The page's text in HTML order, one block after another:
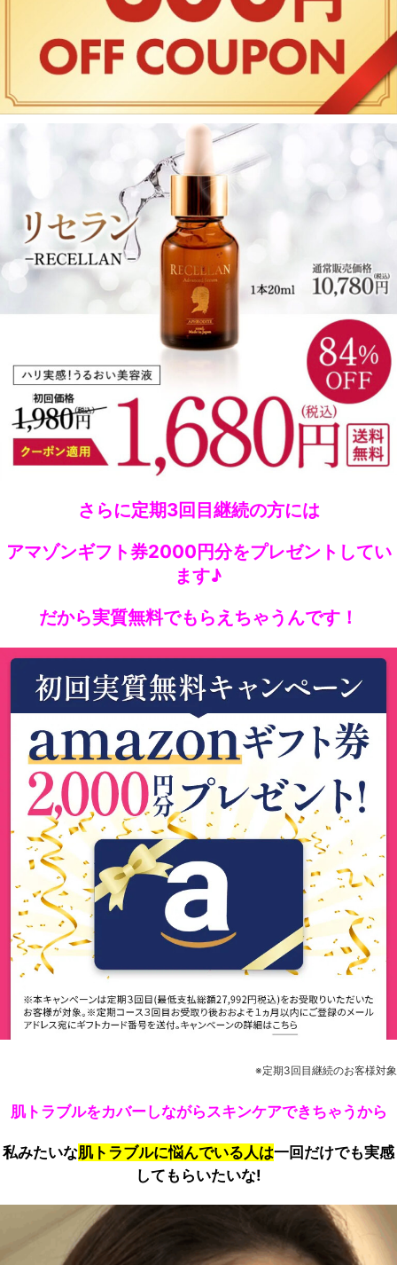
さらに定期3回目継続の方には
アマゾンギフト券2000円分をプレゼントしてい
ます♪
だから実質無料でもらえちゃうんです！
※定期3回目継続のお客様対象
肌トラブルをカバーしながらスキンケアできちゃうから
私みたいな肌トラブルに悩んでいる人は一回だけでも実感
してもらいたいな!